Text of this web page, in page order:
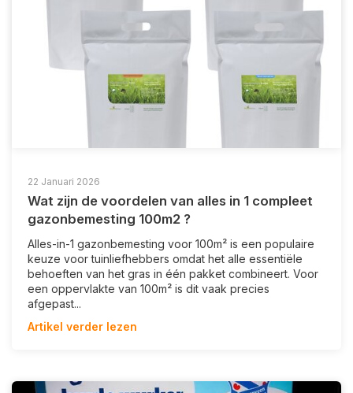
22 Januari 2026
Wat zijn de voordelen van alles in 1 compleet
gazonbemesting 100m2 ?
Alles-in-1 gazonbemesting voor 100m² is een populaire
keuze voor tuinliefhebbers omdat het alle essentiële
behoeften van het gras in één pakket combineert. Voor
een oppervlakte van 100m² is dit vaak precies
afgepast...
Artikel verder lezen